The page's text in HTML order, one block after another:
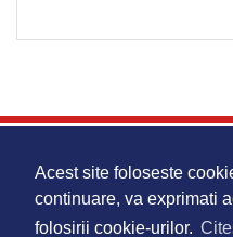
Acest site foloseste
continuare, va exprimati
folosirii cookie-urilor.
Portofoliu lucrari